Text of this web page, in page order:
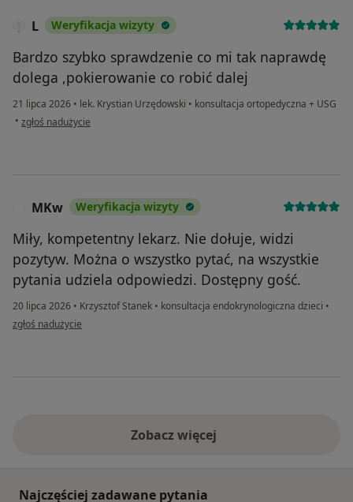
L Weryfikacja wizyty
Bardzo szybko sprawdzenie co mi tak naprawdę
dolega ,pokierowanie co robić dalej
21 lipca 2026 • lek. Krystian Urzędowski • konsultacja ortopedyczna + USG
• w opinii użytkownika L
zgłoś nadużycie
MKw Weryfikacja wizyty
Miły, kompetentny lekarz. Nie dołuje, widzi
pozytyw. Można o wszystko pytać, na wszystkie
pytania udziela odpowiedzi. Dostępny gość.
20 lipca 2026 • Krzysztof Stanek • konsultacja endokrynologiczna dzieci •
w opinii użytkownika MKw
zgłoś nadużycie
Zobacz więcej
Najczęściej zadawane pytania